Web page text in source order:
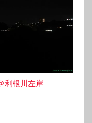
利根川左岸